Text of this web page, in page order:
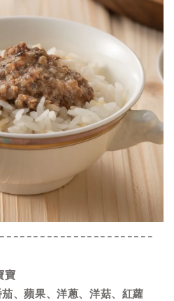
寶
、蘋果、洋蔥、洋菇、紅蘿